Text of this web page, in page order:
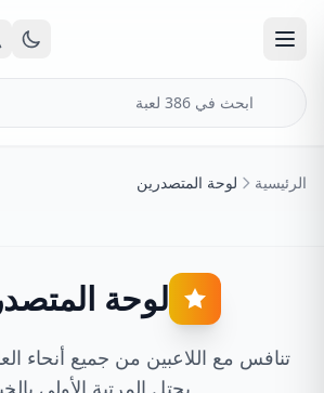
الرئيسية لوحة المتصدرين
لوحة
تنافس مع اللاعبين من جميع أنحاء
يحتل المرتبة الأولى